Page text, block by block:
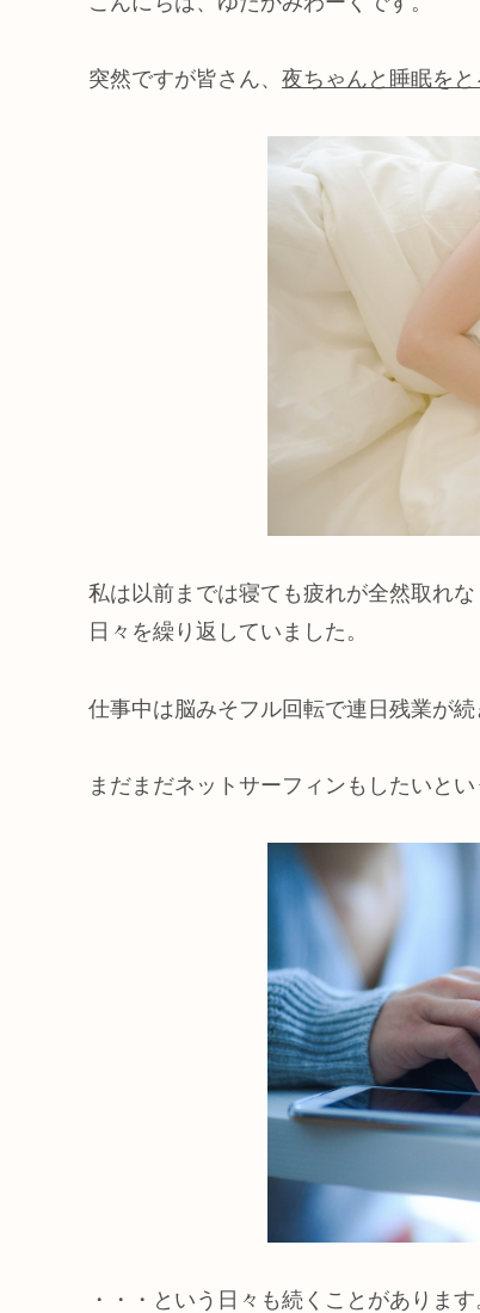
突然ですが皆さん、 夜ちゃんと睡眠を
私は以前までは寝ても疲れが全然取れ
日々を繰り返していました。
仕事中は脳みそフル回転で連日残業が
まだまだネットサーフィンもしたいとい
・・・という日々も続くことがあります